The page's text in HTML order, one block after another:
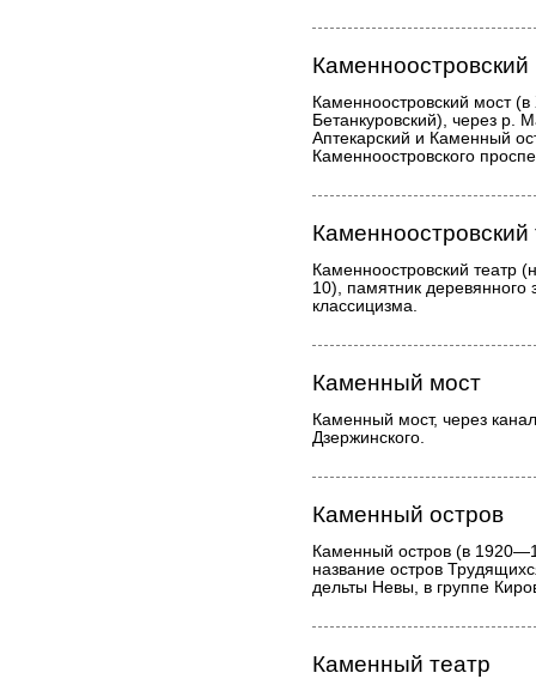
Каменноостровский
Каменноостровский мост
Бетанкуровский), через р.
Аптекарский и Каменный
Каменноостровского
Каменноостровский
Каменноостровский театр
10), памятник деревянного
классицизма.
Каменный мост
Каменный мост, через
Дзержинского.
Каменный остров
Каменный остров (в
название остров
дельты Невы, в группе
Каменный театр